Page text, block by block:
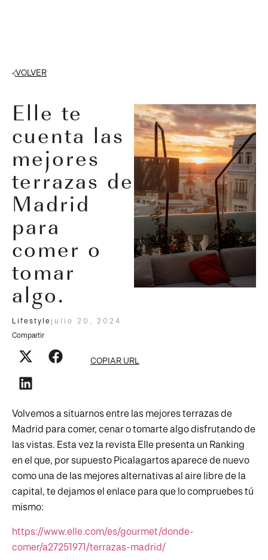
VOLVER
Elle te
cuenta las
mejores
terrazas de
Madrid
para
comer o
tomar
algo.
Lifestyle julio 20, 2024
Compartir
COPIAR URL
Volvemos a situarnos entre las mejores terrazas de
Madrid para comer, cenar o tomarte algo disfrutando de
las vistas. Esta vez la revista Elle presenta un Ranking
en el que, por supuesto Picalagartos aparece de nuevo
como una de las mejores alternativas al aire libre de la
capital, te dejamos el enlace para que lo compruebes tú
mismo:
https://www.elle.com/es/gourmet/donde-
comer/a27251971/terrazas-madrid/